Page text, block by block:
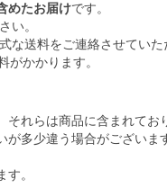
めたお届けです。
い。
送料をご連絡させていた
かかります。
れらは商品に含まれてお
多少違う場合がございま
。